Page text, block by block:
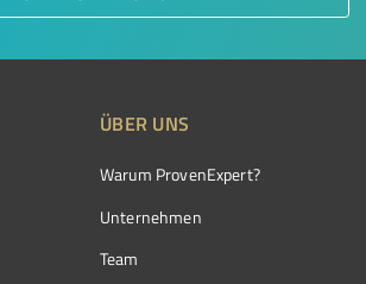
ÜBER UNS
Warum ProvenExpert?
Unternehmen
Team